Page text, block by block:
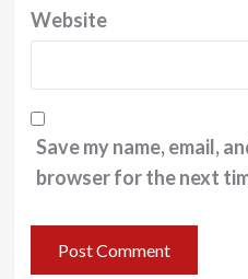
Website
Save my name, email,
browser for the next